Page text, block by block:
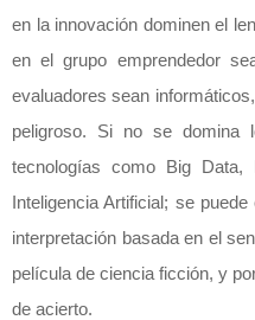
en la innovación dominen el
en el grupo emprendedor
evaluadores sean
peligroso. Si no se domina
tecnologías como Big Data,
Inteligencia Artificial; se
interpretación basada en el
película de ciencia ficción, y
de acierto.